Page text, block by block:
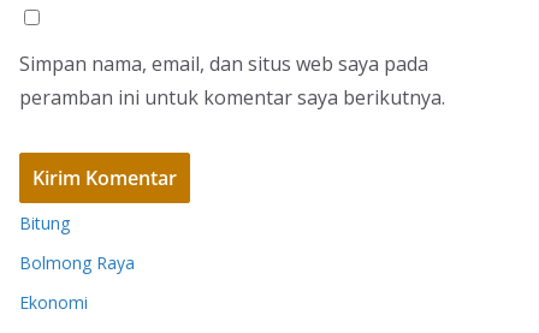
Simpan nama, email, dan situs web saya pada
peramban ini untuk komentar saya berikutnya.
Bitung
Bolmong Raya
Ekonomi